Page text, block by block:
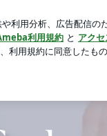
ーリング
はじめました☆